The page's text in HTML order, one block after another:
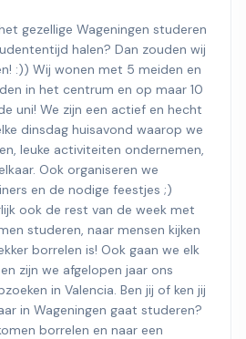
gezellige Wageningen studeren
halen? Dan zouden wij
:)) Wij wonen met 5 meiden en
in het centrum en op maar 10
uni! We zijn een actief en hecht
dinsdag huisavond waarop we
leuke activiteiten ondernemen,
Ook organiseren we
en de nodige feestjes ;)
ook de rest van de week met
studeren, naar mensen kijken
borrelen is! Ook gaan we elk
zijn we afgelopen jaar ons
in Valencia. Ben jij of ken jij
in Wageningen gaat studeren?
borrelen en naar een